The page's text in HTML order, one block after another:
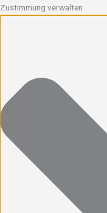
Zustimmung verwalten